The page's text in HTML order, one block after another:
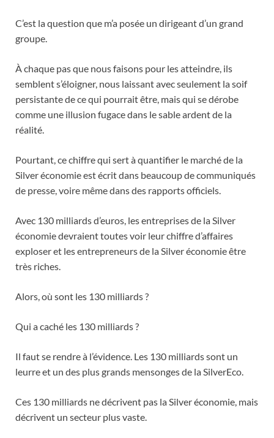
C’est la question que m’a posée un dirigeant d’un grand
groupe.
À chaque pas que nous faisons pour les atteindre, ils
semblent s’éloigner, nous laissant avec seulement la soif
persistante de ce qui pourrait être, mais qui se dérobe
comme une illusion fugace dans le sable ardent de la
réalité.
Pourtant, ce chiffre qui sert à quantifier le marché de la
Silver économie est écrit dans beaucoup de communiqués
de presse, voire même dans des rapports officiels.
Avec 130 milliards d’euros, les entreprises de la Silver
économie devraient toutes voir leur chiffre d’affaires
exploser et les entrepreneurs de la Silver économie être
très riches.
Alors, où sont les 130 milliards ?
Qui a caché les 130 milliards ?
Il faut se rendre à l’évidence. Les 130 milliards sont un
leurre et un des plus grands mensonges de la SilverEco.
Ces 130 milliards ne décrivent pas la Silver économie, mais
décrivent un secteur plus vaste.